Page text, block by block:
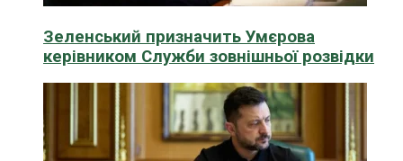
Зеленський призначить Умєрова
керівником Служби зовнішньої розвідки